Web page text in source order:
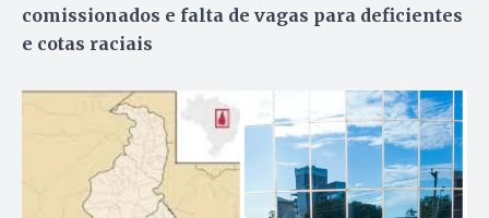
comissionados e falta de vagas para deficientes
e cotas raciais